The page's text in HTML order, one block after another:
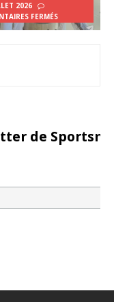
2026
FERMÉS
de